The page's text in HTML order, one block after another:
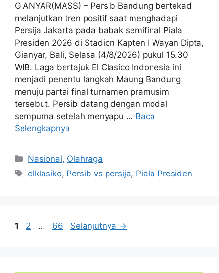
GIANYAR(MASS) – Persib Bandung bertekad
melanjutkan tren positif saat menghadapi
Persija Jakarta pada babak semifinal Piala
Presiden 2026 di Stadion Kapten I Wayan Dipta,
Gianyar, Bali, Selasa (4/8/2026) pukul 15.30
WIB. Laga bertajuk El Clasico Indonesia ini
menjadi penentu langkah Maung Bandung
menuju partai final turnamen pramusim
tersebut. Persib datang dengan modal
sempurna setelah menyapu … Baca
Selengkapnya
Kategori
Nasional, Olahraga
Tag
elklasiko, Persib vs persija, Piala Presiden
Halaman
1 Halaman
2 … Halaman
66 Selanjutnya →